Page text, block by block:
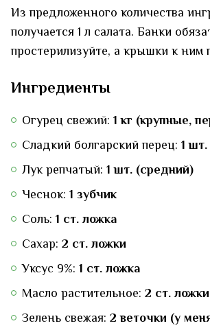
Из предложенного количества
получается 1 л салата. Банки
простерилизуйте, а крышки к ним
Ингредиенты
Огурец свежий: 1 кг (крупные,
Сладкий болгарский перец: 1 шт.
Лук репчатый: 1 шт. (средний)
Чеснок: 1 зубчик
Соль: 1 ст. ложка
Сахар: 2 ст. ложки
Уксус 9%: 1 ст. ложка
Масло растительное: 2 ст. ложки
Зелень свежая: 2 веточки (у